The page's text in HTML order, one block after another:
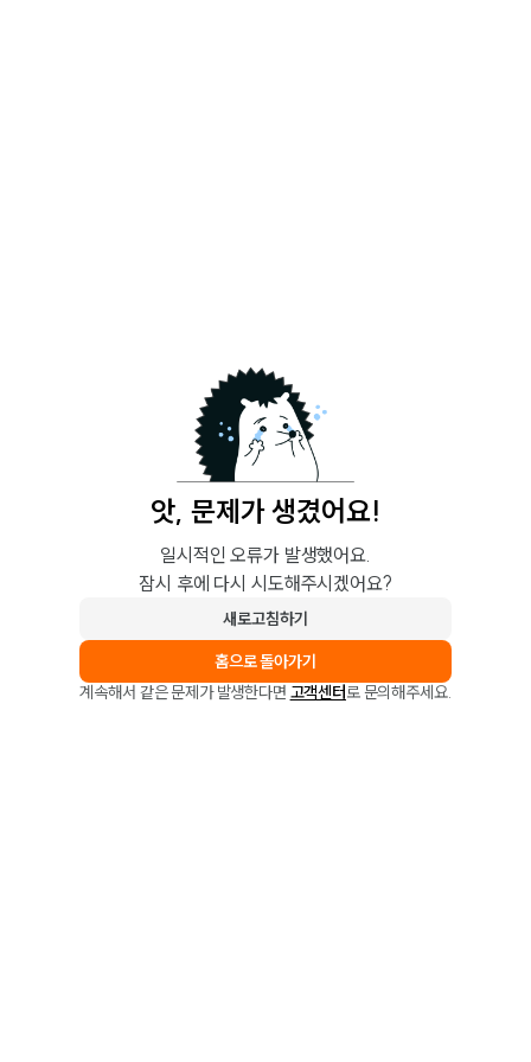
앗, 문제가 생겼어요!
일시적인 오류가 발생했어요.
잠시 후에 다시 시도해주시겠어요?
새로고침하기
홈으로 돌아가기
계속해서 같은 문제가 발생한다면 고객센터로 문의해주세요.